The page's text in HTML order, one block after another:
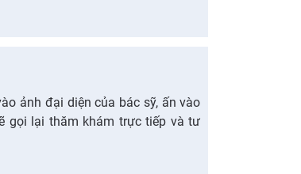
ảnh đại diện của bác sỹ, ấn vào
gọi lại thăm khám trực tiếp và tư